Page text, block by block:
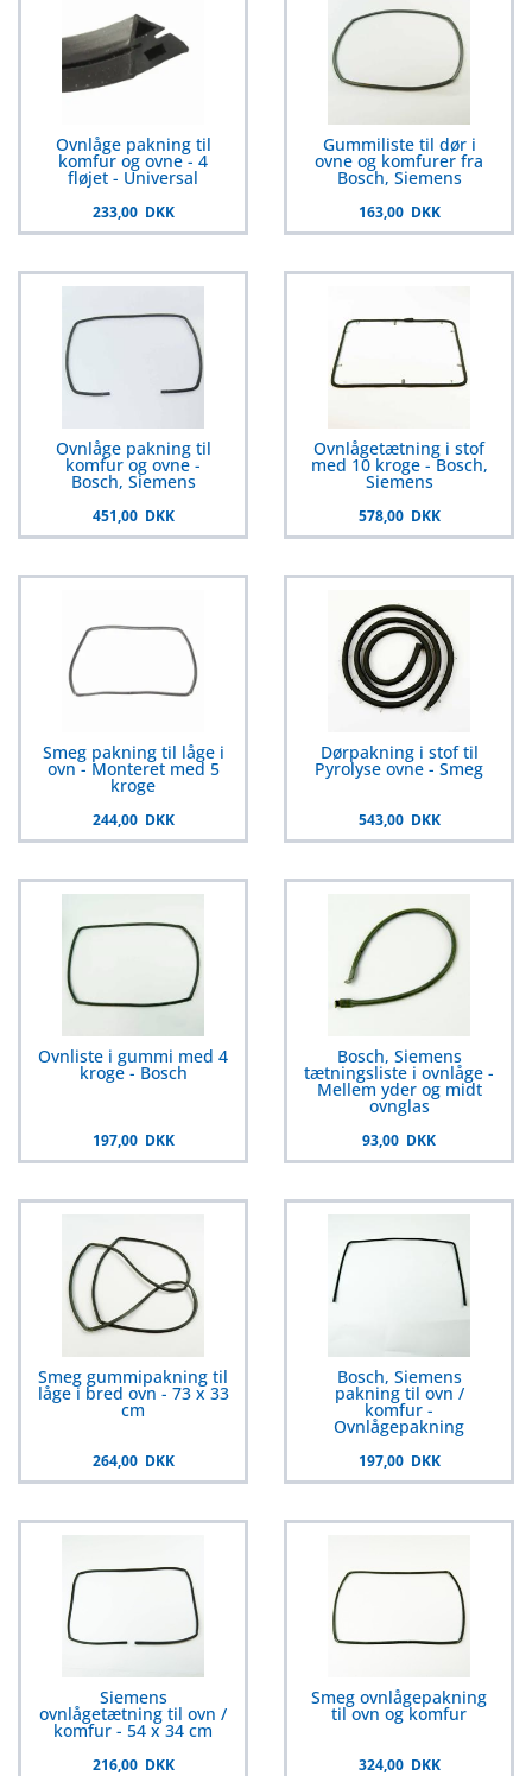
Ovnlåge pakning til
komfur og ovne - 4
fløjet - Universal
233,00 DKK
Gummiliste til dør i
ovne og komfurer fra
Bosch, Siemens
163,00 DKK
Ovnlåge pakning til
komfur og ovne -
Bosch, Siemens
451,00 DKK
Ovnlågetætning i stof
med 10 kroge - Bosch,
Siemens
578,00 DKK
Smeg pakning til låge i
ovn - Monteret med 5
kroge
244,00 DKK
Dørpakning i stof til
Pyrolyse ovne - Smeg
543,00 DKK
Ovnliste i gummi med 4
kroge - Bosch
197,00 DKK
Bosch, Siemens
tætningsliste i ovnlåge -
Mellem yder og midt
ovnglas
93,00 DKK
Smeg gummipakning til
låge i bred ovn - 73 x 33
cm
264,00 DKK
Bosch, Siemens
pakning til ovn /
komfur -
Ovnlågepakning
197,00 DKK
Siemens
ovnlågetætning til ovn /
komfur - 54 x 34 cm
216,00 DKK
Smeg ovnlågepakning
til ovn og komfur
324,00 DKK